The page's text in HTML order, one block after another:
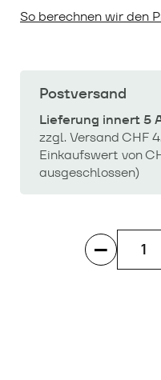
So berechnen wir den
Postversand
Lieferung innert 5
zzgl. Versand CHF
Einkaufswert von
ausgeschlossen)